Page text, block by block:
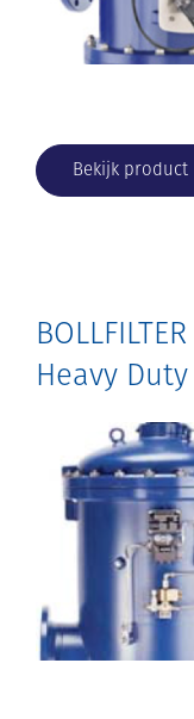
Bekijk product
Heavy Duty